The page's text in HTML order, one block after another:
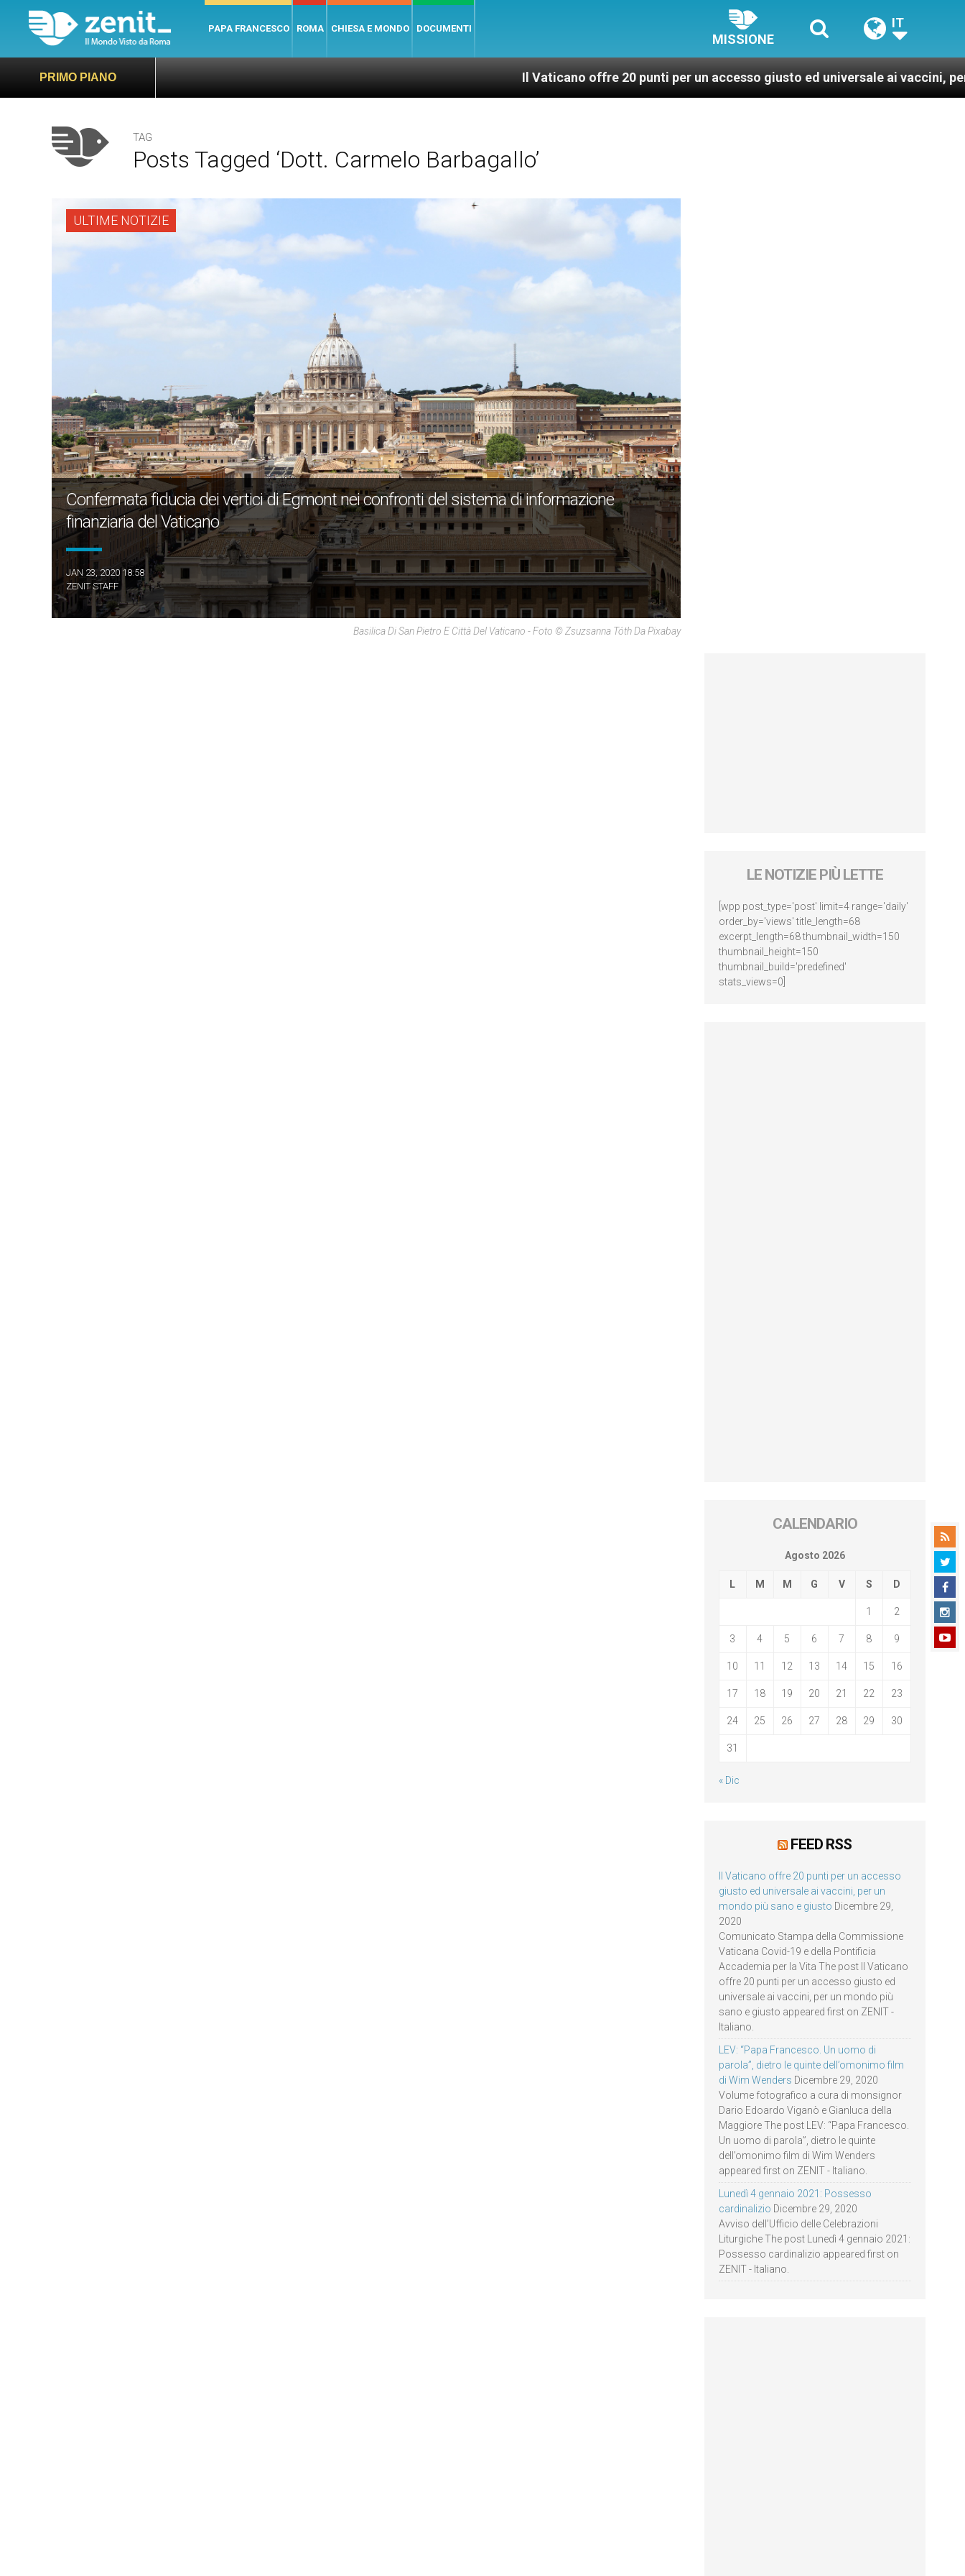
PAPA FRANCESCO ROMA CHIESA E MONDO DOCUMENTI
MISSIONE
IT
PRIMO PIANO Il Vaticano offre 20 punti per un accesso giusto ed universale ai vaccini, per un mondo più
TAG
Posts Tagged ‘Dott. Carmelo Barbagallo’
ULTIME NOTIZIE
Confermata fiducia dei vertici di Egmont nei confronti del sistema di informazione
finanziaria del Vaticano
JAN 23, 2020 18:58
ZENIT STAFF
Basilica Di San Pietro E Città Del Vaticano - Foto © Zsuzsanna Tóth Da Pixabay
LE NOTIZIE PIÙ LETTE
[wpp post_type='post' limit=4 range='daily'
order_by='views' title_length=68
excerpt_length=68 thumbnail_width=150
thumbnail_height=150
thumbnail_build='predefined'
stats_views=0]
CALENDARIO
Agosto 2026
L M M G V S D
1 2
3 4 5 6 7 8 9
10 11 12 13 14 15 16
17 18 19 20 21 22 23
24 25 26 27 28 29 30
31
« Dic
FEED RSS
Il Vaticano offre 20 punti per un accesso
giusto ed universale ai vaccini, per un
mondo più sano e giusto Dicembre 29,
2020
Comunicato Stampa della Commissione
Vaticana Covid-19 e della Pontificia
Accademia per la Vita The post Il Vaticano
offre 20 punti per un accesso giusto ed
universale ai vaccini, per un mondo più
sano e giusto appeared first on ZENIT -
Italiano.
LEV: “Papa Francesco. Un uomo di
parola”, dietro le quinte dell’omonimo film
di Wim Wenders Dicembre 29, 2020
Volume fotografico a cura di monsignor
Dario Edoardo Viganò e Gianluca della
Maggiore The post LEV: “Papa Francesco.
Un uomo di parola”, dietro le quinte
dell’omonimo film di Wim Wenders
appeared first on ZENIT - Italiano.
Lunedì 4 gennaio 2021: Possesso
cardinalizio Dicembre 29, 2020
Avviso dell’Ufficio delle Celebrazioni
Liturgiche The post Lunedì 4 gennaio 2021:
Possesso cardinalizio appeared first on
ZENIT - Italiano.